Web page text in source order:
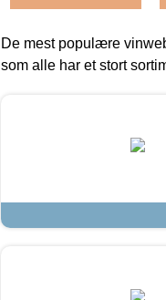
De mest populære
som alle har et stort